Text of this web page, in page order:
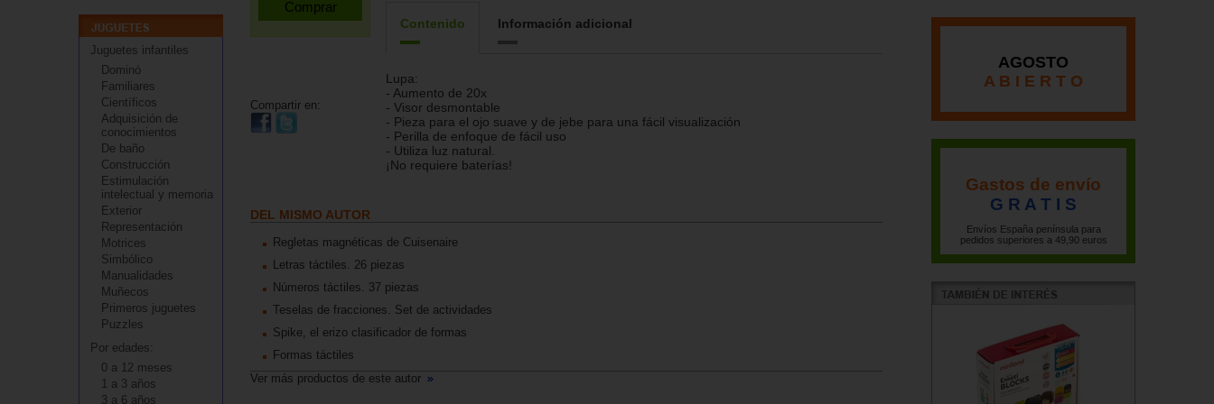
Juguetes infantiles
Dominó
Familiares
Científicos
Adquisición de
conocimientos
De baño
Construcción
Estimulación
intelectual y memoria
Exterior
Representación
Motrices
Simbólico
Manualidades
Muñecos
Primeros juguetes
Puzzles
Por edades:
0 a 12 meses
1 a 3 años
3 a 6 años
Compartir en:
Contenido Información adicional
Lupa:
- Aumento de 20x
- Visor desmontable
- Pieza para el ojo suave y de jebe para una fácil visualización
- Perilla de enfoque de fácil uso
- Utiliza luz natural.
¡No requiere baterías!
DEL MISMO AUTOR
Regletas magnéticas de Cuisenaire
Letras táctiles. 26 piezas
Números táctiles. 37 piezas
Teselas de fracciones. Set de actividades
Spike, el erizo clasificador de formas
Formas táctiles
Ver más productos de este autor
AGOSTO
A B I E R T O
Gastos de envío
G R A T I S
Envíos España península para
pedidos superiores a 49,90 euros